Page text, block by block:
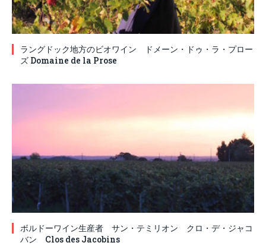
ラングドック地方のビオワイン ドメーン・ドゥ・ラ・プロー
ズ Domaine de la Prose
ボルドーワイン生産者 サン・テミリオン クロ・デ・ジャコ
バン Clos des Jacobins